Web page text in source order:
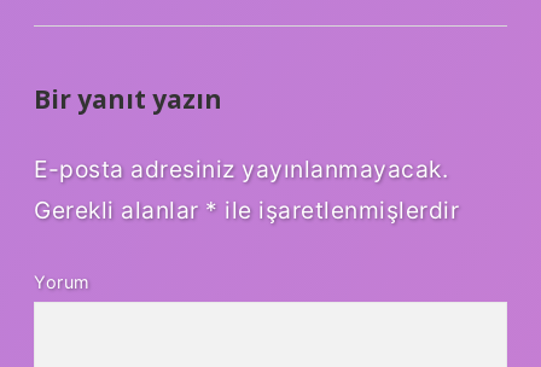
Bir yanıt yazın
E-posta adresiniz yayınlanmayacak.
Gerekli alanlar * ile işaretlenmişlerdir
Yorum